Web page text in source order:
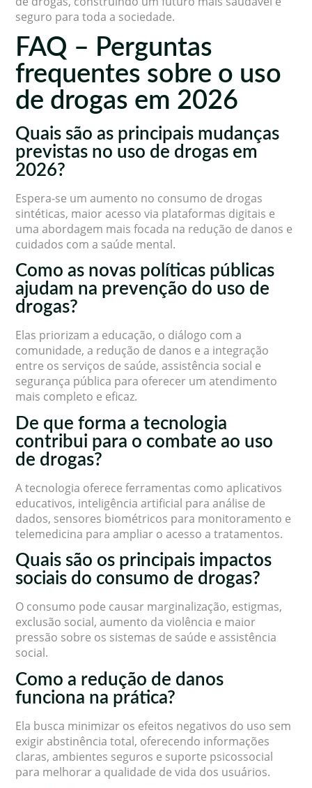
seguro para toda a sociedade.
FAQ – Perguntas
frequentes sobre o uso
de drogas em 2026
Quais são as principais mudanças
previstas no uso de drogas em
2026?
Espera-se um aumento no consumo de drogas
sintéticas, maior acesso via plataformas digitais e
uma abordagem mais focada na redução de danos e
cuidados com a saúde mental.
Como as novas políticas públicas
ajudam na prevenção do uso de
drogas?
Elas priorizam a educação, o diálogo com a
comunidade, a redução de danos e a integração
entre os serviços de saúde, assistência social e
segurança pública para oferecer um atendimento
mais completo e eficaz.
De que forma a tecnologia
contribui para o combate ao uso
de drogas?
A tecnologia oferece ferramentas como aplicativos
educativos, inteligência artificial para análise de
dados, sensores biométricos para monitoramento e
telemedicina para ampliar o acesso a tratamentos.
Quais são os principais impactos
sociais do consumo de drogas?
O consumo pode causar marginalização, estigmas,
exclusão social, aumento da violência e maior
pressão sobre os sistemas de saúde e assistência
social.
Como a redução de danos
funciona na prática?
Ela busca minimizar os efeitos negativos do uso sem
exigir abstinência total, oferecendo informações
claras, ambientes seguros e suporte psicossocial
para melhorar a qualidade de vida dos usuários.